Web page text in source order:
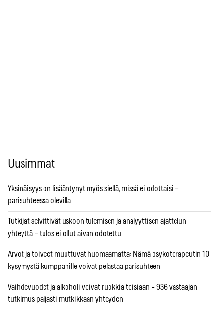
Uusimmat
Yksinäisyys on lisääntynyt myös siellä, missä ei odottaisi –
parisuhteessa olevilla
Tutkijat selvittivät uskoon tulemisen ja analyyttisen ajattelun
yhteyttä – tulos ei ollut aivan odotettu
Arvot ja toiveet muuttuvat huomaamatta: Nämä psykoterapeutin 10
kysymystä kumppanille voivat pelastaa parisuhteen
Vaihdevuodet ja alkoholi voivat ruokkia toisiaan – 936 vastaajan
tutkimus paljasti mutkikkaan yhteyden